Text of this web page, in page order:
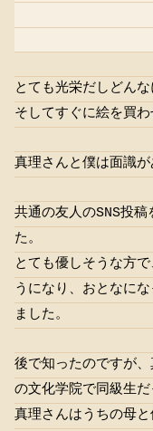
とても光栄だしどん
そしてすぐに絵を買
真理さんと僕は面識が
共通の友人のSNS投
た。
とても優しそうな方
うになり、おとなに
ました。
後で知ったのですが
の文化学院で同級生だ
真理さんはうちの母